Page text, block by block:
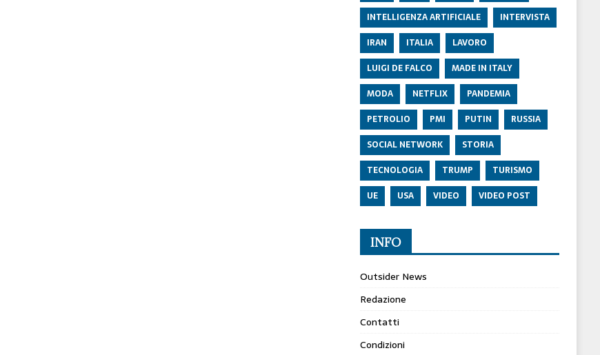
INTELLIGENZA ARTIFICIALE
INTERVISTA
IRAN
ITALIA
LAVORO
LUIGI DE FALCO
MADE IN ITALY
MODA
NETFLIX
PANDEMIA
PETROLIO
PMI PUTIN
RUSSIA
SOCIAL NETWORK
STORIA
TECNOLOGIA
TRUMP
TURISMO
UE
USA VIDEO VIDEO POST
INFO
Outsider News
Redazione
Contatti
Condizioni